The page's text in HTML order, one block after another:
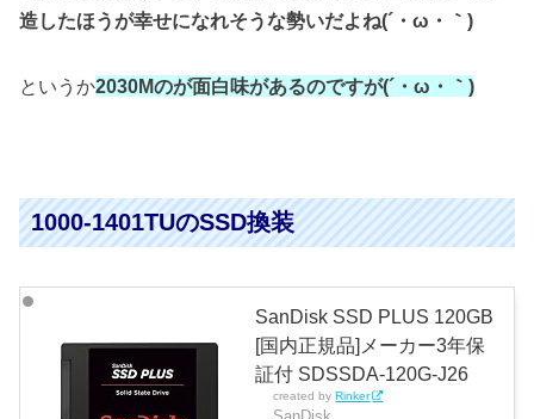
造したほうが幸せになれそうな勢いだよね(´・ω・｀)
というか2030Mのが面白味があるのですが(´・ω・｀)
1000-1401TUのSSD換装
SanDisk SSD PLUS 120GB
[国内正規品]メーカー3年保
証付 SDSSDA-120G-J26
created byRinker